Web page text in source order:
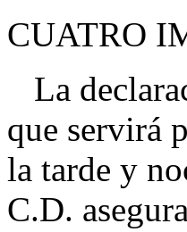
CUATRO
La
que servirá
la tarde y
C.D.